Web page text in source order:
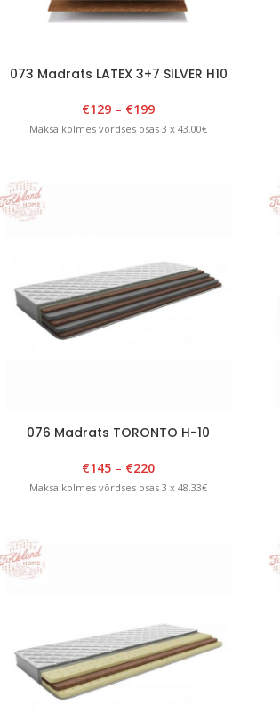
073 Madrats LATEX 3+7 SILVER H10
€129 – €199
Maksa kolmes võrdses osas 3 x 43.00€
076 Madrats TORONTO H-10
€145 – €220
Maksa kolmes võrdses osas 3 x 48.33€